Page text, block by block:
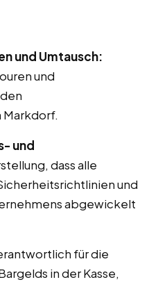
und Umtausch:
und
und
dass alle
und
abgewickelt
für die
in der Kasse,